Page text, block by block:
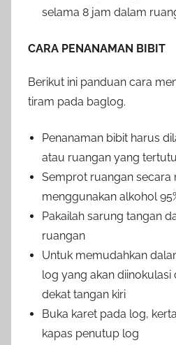
selama 8 jam dalam
CARA PENANAMAN BIBIT
Berikut ini panduan cara
tiram pada baglog.
Penanaman bibit harus
atau ruangan yang
Semprot ruangan secara
menggunakan alkohol
Pakailah sarung tangan
ruangan
Untuk memudahkan
log yang akan diinokulasi
dekat tangan kiri
Buka karet pada log,
kapas penutup log